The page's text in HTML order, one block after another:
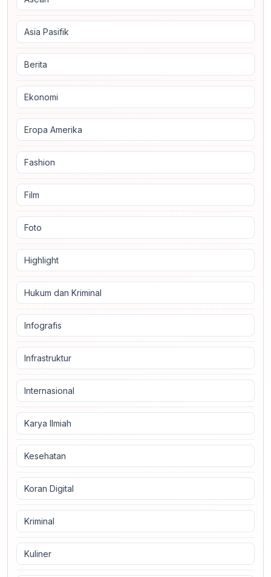
Asia Pasifik
Berita
Ekonomi
Eropa Amerika
Fashion
Film
Foto
Highlight
Hukum dan Kriminal
Infografis
Infrastruktur
Internasional
Karya Ilmiah
Kesehatan
Koran Digital
Kriminal
Kuliner